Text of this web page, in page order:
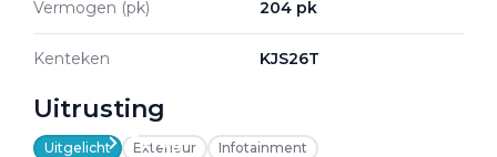
Terug
Vermogen (pk) 204 pk
Kenteken KJS26T
Uitrusting
Uitgelicht Exterieur
Infotainment